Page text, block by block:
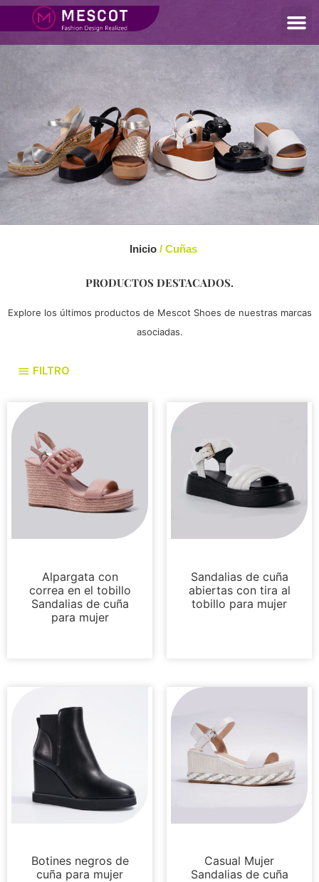
Inicio/ Cuñas
PRODUCTOS DESTACADOS.
Explore los últimos productos de Mescot Shoes de nuestras marcas
asociadas.
FILTRO
Alpargata con
correa en el tobillo
Sandalias de cuña
para mujer
Sandalias de cuña
abiertas con tira al
tobillo para mujer
Botines negros de
cuña para mujer
Casual Mujer
Sandalias de cuña